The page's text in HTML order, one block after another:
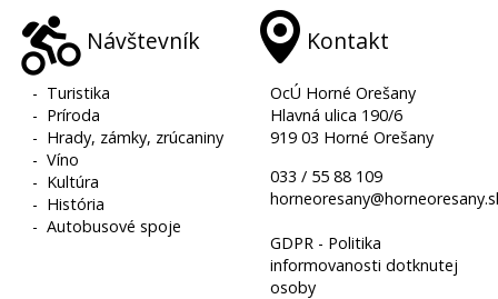
Návštevník
- Turistika
- Príroda
- Hrady, zámky, zrúcaniny
-Víno
- Kultúra
- História
-Autobusové spoje
Kontakt
OcÚ Horné Orešany
Hlavná ulica 190/6
919 03 Horné Orešany
033 / 55 88 109
GDPR - Politika
informovanosti dotknutej
osoby